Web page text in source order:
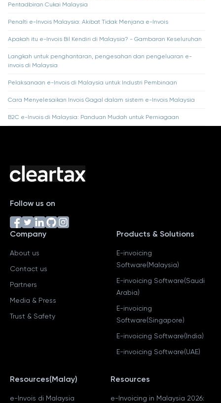
Pentadbiran Cukai Malaysia
Penalti e-Invois Malaysia: Akibat Tidak Menjana e-Invois
Apakah itu e-Invois Bil Kendiri di Malaysia? - Gambaran Keseluruhan
Langkah untuk penghantaran, pengesahan dan pengeluaran e-
invois di Malaysia
Pelaksanaan e-Invois di Malaysia untuk Industri Pembinaan
Cara Menyelesaikan Invois Gagal dalam sistem e-Invois Malaysia
B2C e-Invois di Malaysia: Panduan Mudah untuk Perniagaan
Follow us on
Company
About us
Contact us
Partners
Media & Press
Trust & Safety
Products & Solutions
E-invoicing
Software(Malaysia)
E-invoicing Software(Saudi
Arabia)
E-invoicing
Software(Singapore)
E-invoicing Software(India)
E-invoicing Software(UAE)
Resources(Malay)
e-Invois di Malaysia
Resources
e-Invoicing in Malaysia 2026: